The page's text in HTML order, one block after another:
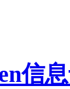
信